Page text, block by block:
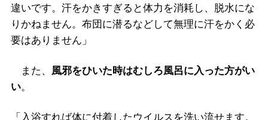
違いです。汗をかきすぎると体力を消耗し、脱水にな
りかねません。布団に潜るなどして無理に汗をかく必
要はありません」
また、 風邪をひいた時はむしろ風呂に入った方がい
い。
「入浴すれば体に付着したウイルスを洗い流せます。